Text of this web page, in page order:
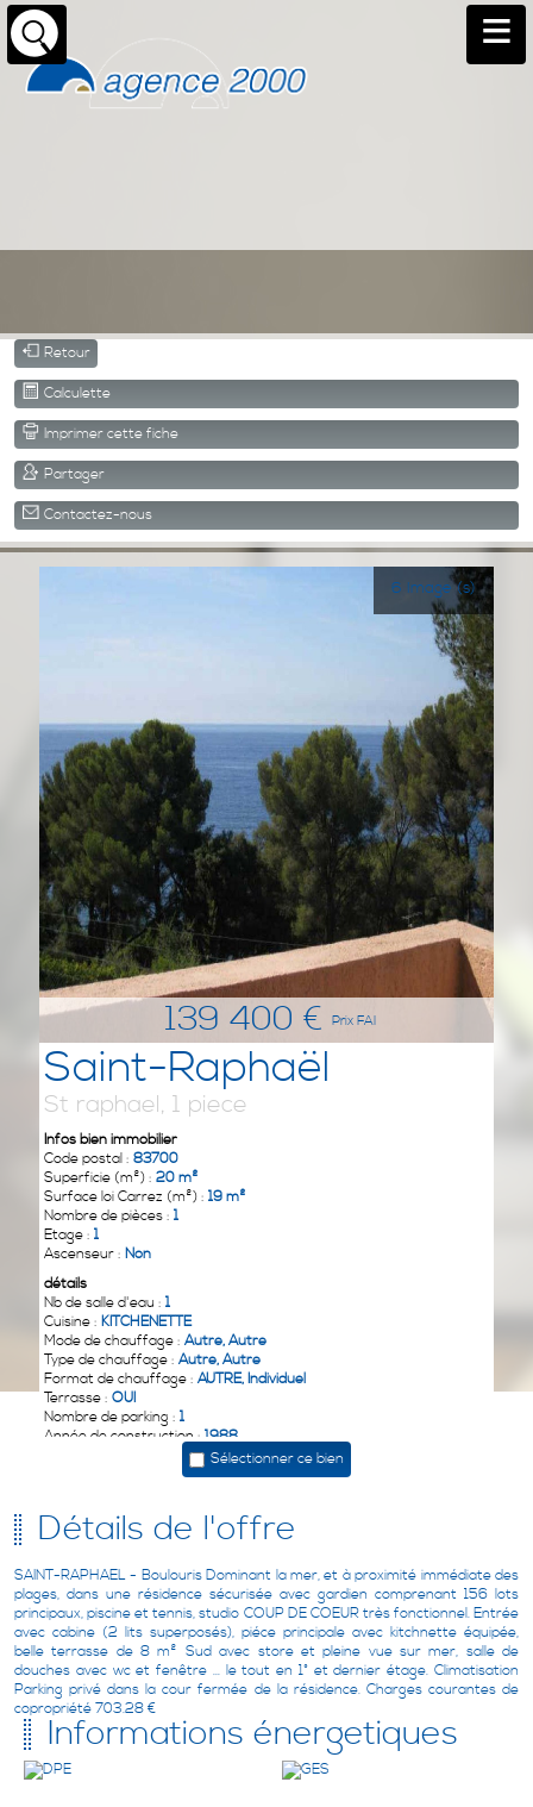
Retour
Calculette
Imprimer cette fiche
Partager
Contactez-nous
6 Image (s)
139 400 €Prix FAI
Saint-Raphaël
St raphael, 1 piece
Infos bien immobilier
Code postal :83700
Superficie (m²) :20 m²
Surface loi Carrez (m²) :19 m²
Nombre de pièces :1
Etage :1
Ascenseur : Non
détails
Nb de salle d'eau :1
Cuisine :KITCHENETTE
Mode de chauffage :Autre, Autre
Type de chauffage :Autre, Autre
Format de chauffage :AUTRE, Individuel
Terrasse :OUI
Nombre de parking :1
Année de construction :1988
vendeur:
Charges :58 €
Taxe d'habitation :428 €
Réf: 00486
Sélectionner ce bien
Détails de l'offre
SAINT-RAPHAEL - Boulouris Dominant la mer, et à proximité immédiate des
plages, dans une résidence sécurisée avec gardien comprenant 156 lots
principaux, piscine et tennis, studio COUP DE COEUR très fonctionnel. Entrée
avec cabine (2 lits superposés), piéce principale avec kitchnette équipée,
belle terrasse de 8 m² Sud avec store et pleine vue sur mer, salle de
douches avec wc et fenêtre ... le tout en 1° et dernier étage. Climatisation
Parking privé dans la cour fermée de la résidence. Charges courantes de
copropriété 703.28 €
Informations énergetiques